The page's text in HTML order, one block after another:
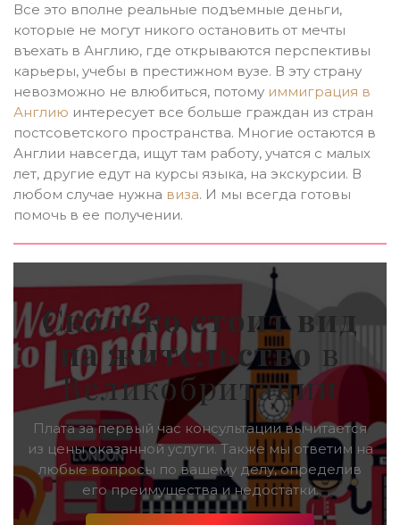
Все это вполне реальные подъемные деньги,
которые не могут никого остановить от мечты
въехать в Англию, где открываются перспективы
карьеры, учебы в престижном вузе. В эту страну
невозможно не влюбиться, потому иммиграция в
Англию интересует все больше граждан из стран
постсоветского пространства. Многие остаются в
Англии навсегда, ищут там работу, учатся с малых
лет, другие едут на курсы языка, на экскурсии. В
любом случае нужна виза. И мы всегда готовы
помочь в ее получении.
Сколько стоит вид
на жительство в
Великобритании
Плата за первый час консультации вычитается
из цены оказанной услуги. Также мы ответим на
любые вопросы по вашему делу, определив
его преимущества и недостатки.